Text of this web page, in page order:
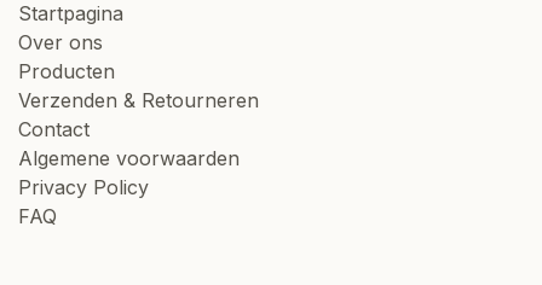
Startpagina
Over ons
Producten
Verzenden & Retourneren
Contact
Algemene voorwaarden
Privacy Policy
FAQ